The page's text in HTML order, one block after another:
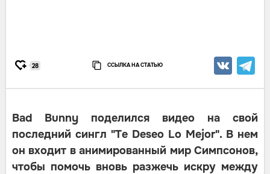
28 ССЫЛКА НА СТАТЬЮ
Bad Bunny поделился видео на свой
последний сингл "Te Deseo Lo Mejor". В нем
он входит в анимированный мир Симпсонов,
чтобы помочь вновь разжечь искру между